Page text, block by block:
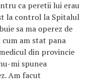
ca peretii lui erau
la control la Spitalul
sa ma operez de
am stat pana
din provincie
mi spunea
Am facut